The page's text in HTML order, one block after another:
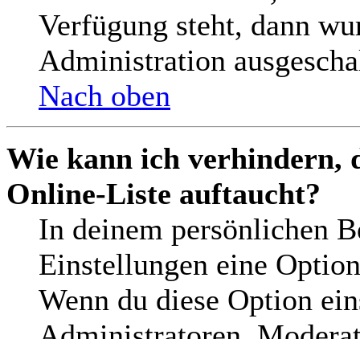
Verfügung steht, dann
Administration
Nach oben
Wie kann ich verhindern,
Online-Liste auftaucht?
In deinem persönlichen
Einstellungen eine
Wenn du diese Option